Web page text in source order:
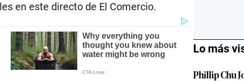
en este directo de El Comercio.
Lo más
Phillip Chu